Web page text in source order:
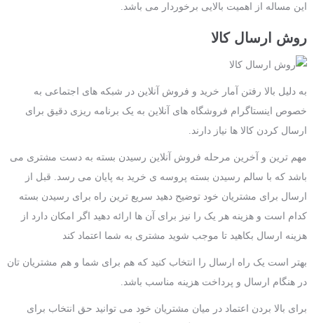
این مساله از اهمیت بالایی برخوردار می باشد.
روش ارسال کالا
به دلیل بالا رفتن آمار خرید و فروش آنلاین در شبکه های اجتماعی به
خصوص اینستاگرام فروشگاه های آنلاین به یک برنامه ریزی دقیق برای
ارسال کردن کالا ها نیاز دارند.
مهم ترین و آخرین مرحله فروش آنلاین رسیدن بسته به دست مشتری می
باشد که با سالم رسیدن بسته پروسه ی خرید به پایان می رسد. قبل از
ارسال برای مشتریان خود توضیح دهید سریع ترین راه برای رسیدن بسته
کدام است و هزینه هر یک را نیز برای آن ها ارائه دهید اگر امکان دارد از
هزینه ارسال بکاهید تا موجب شوید مشتری به شما اعتماد کند
بهتر است یک راه ارسال را انتخاب کنید که هم برای شما و هم مشتریان تان
در هنگام ارسال و پرداخت هزینه مناسب باشد.
برای بالا بردن اعتماد در میان مشتریان خود می توانید حق انتخاب برای